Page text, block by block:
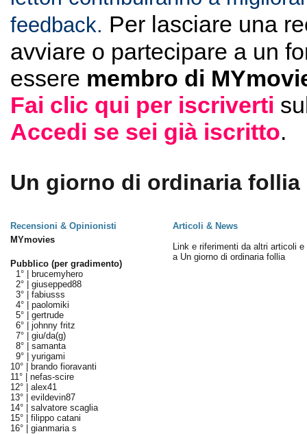
feedback. Per lasciare una
avviare o partecipare a un
essere membro di
Fai clic qui per iscriverti
Accedi se sei già iscritto.
Un giorno di ordinaria follia
Recensioni & Opinionisti
Articoli & News
MYmovies
Pubblico (per gradimento)
1° |
brucemyhero
2° | giusepped88
3° | fabiusss
4° | paolomiki
5° | gertrude
6° | johnny fritz
7° | giu/da(g)
8° | samanta
9° | yurigami
10° |
brando fioravanti
11° | nefas-scire
12° | alex41
13° | evildevin87
14° | salvatore scaglia
15° | filippo catani
16° | gianmaria s
Link e riferimenti da altri articoli e
a Un giorno di ordinaria follia